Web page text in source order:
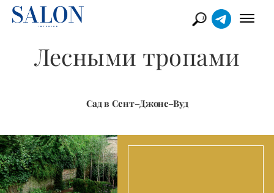
Лесными тропами
Сад в Сент–Джонс–Вуд